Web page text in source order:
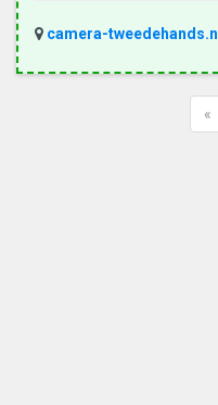
camera-tweedehands.nl
«